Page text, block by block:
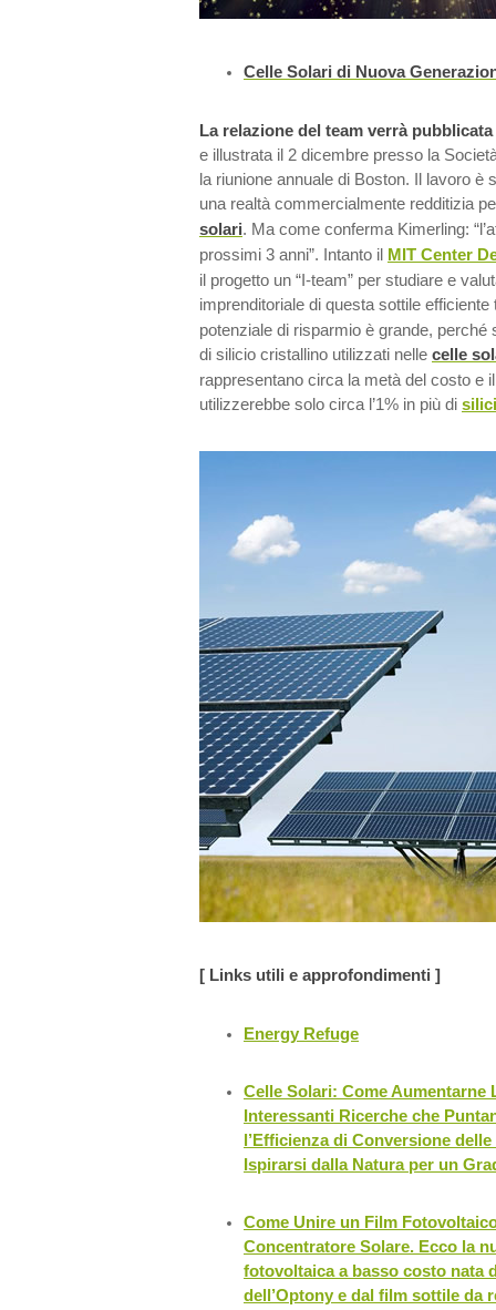
Celle Solari di Nuova
La relazione del team verrà
e illustrata il 2 dicembre presso la
la riunione annuale di Boston. Il lavoro è
una realtà commercialmente redditizia
solari. Ma come conferma Kimerling:
prossimi 3 anni”. Intanto il
MIT Center
il progetto un “I-team” per studiare e
imprenditoriale di questa sottile
potenziale di risparmio è grande, perché
di silicio cristallino utilizzati nelle celle
rappresentano circa la metà del costo e
utilizzerebbe solo circa l’1% in più di
[ Links utili e approfondimenti ]
Energy Refuge
Celle Solari: Come Aumentarne
Interessanti Ricerche che
l’Efficienza di Conversione
Ispirarsi dalla Natura per un
Come Unire un Film
Concentratore Solare. Ecco la
fotovoltaica a basso costo nata
dell’Optony e dal film sottile da